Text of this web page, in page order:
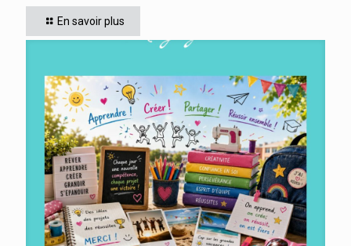
affrontés. Six finalistes se sont disputé le titre de Champion
« Le compte est bon PM
En savoir plus